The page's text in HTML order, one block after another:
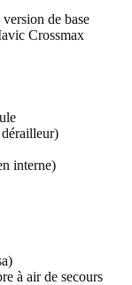
de base
Crossmax
interne)
à air de secours